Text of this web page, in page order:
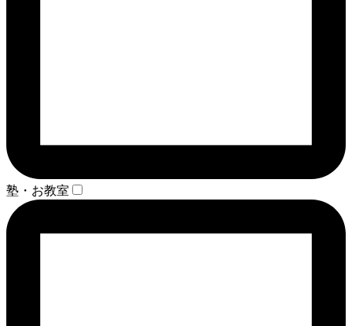
塾・お教室